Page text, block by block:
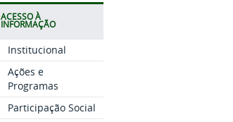
ACESSO À
INFORMAÇÃO
Institucional
Ações e
Programas
Participação Social